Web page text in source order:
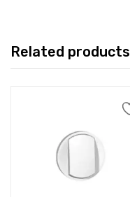
Related products